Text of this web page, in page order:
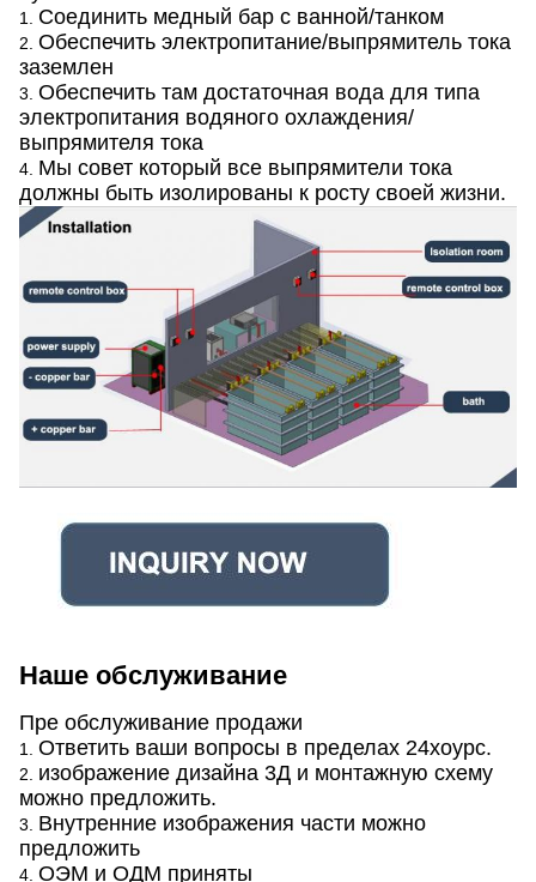
1. Соединить медный бар с ванной/танком
2. Обеспечить электропитание/выпрямитель тока
заземлен
3. Обеспечить там достаточная вода для типа
электропитания водяного охлаждения/
выпрямителя тока
4. Мы совет который все выпрямители тока
должны быть изолированы к росту своей жизни.
Наше обслуживание
Пре обслуживание продажи
1. Ответить ваши вопросы в пределах 24хоурс.
2. изображение дизайна 3Д и монтажную схему
можно предложить.
3. Внутренние изображения части можно
предложить
4. ОЭМ и ОДМ приняты